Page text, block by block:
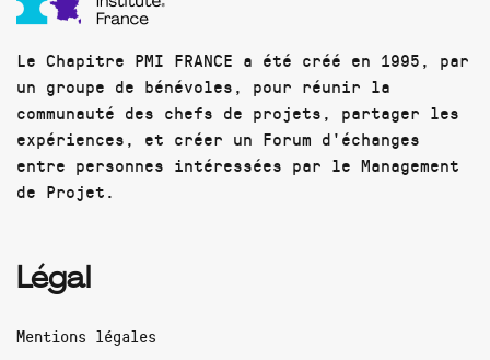
Le Chapitre PMI FRANCE a été créé en 1995, par
un groupe de bénévoles, pour réunir la
communauté des chefs de projets, partager les
expériences, et créer un Forum d'échanges
entre personnes intéressées par le Management
de Projet.
Légal
Mentions légales